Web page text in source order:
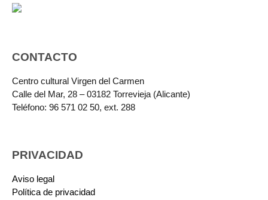
CONTACTO
Centro cultural Virgen del Carmen
Calle del Mar, 28 – 03182 Torrevieja (Alicante)
Teléfono: 96 571 02 50, ext. 288
PRIVACIDAD
Aviso legal
Política de privacidad